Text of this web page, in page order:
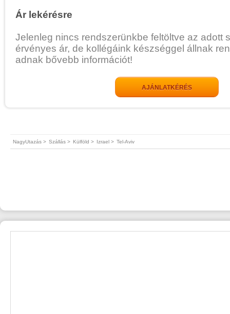
Ár lekérésre
Jelenleg nincs rendszerünkbe feltöltve az adott
érvényes ár, de kollégáink készséggel állnak
adnak bővebb információt!
AJÁNLATKÉRÉS
NagyUtazás > Szállás > Külföld > Izrael > Tel-Aviv